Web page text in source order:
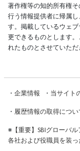
著作権等の知的所有権
行う情報提供者に帰属
す。掲載しているウェ
更できるものとします
れたものとさせていただ
・ 企業情報 ・ 当サイト
・ 履歴情報の取得につい
※【重要】SBIグローバ
各社および役職員を装